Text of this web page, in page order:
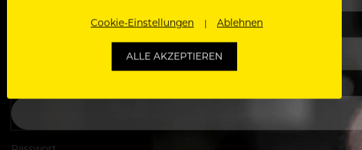
In welchem Bereich arbeitest du
Cookie-Einstellungen Ablehnen
ALLE AKZEPTIEREN